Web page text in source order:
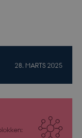
28. MARTS 2025